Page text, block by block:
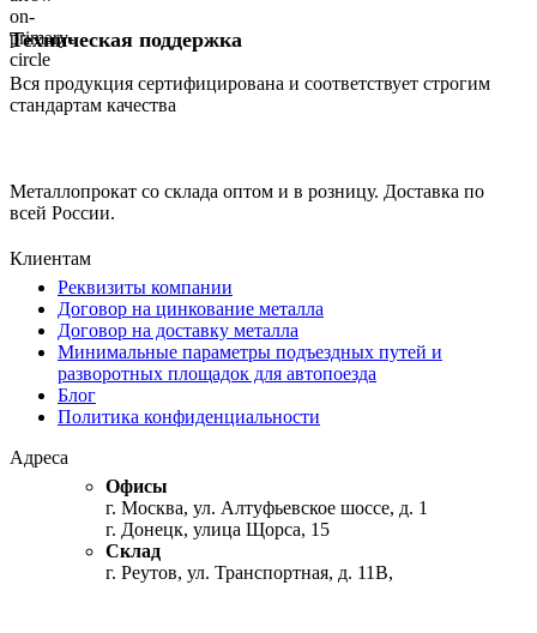
Техническая поддержка
Вся продукция сертифицирована и соответствует строгим
стандартам качества
Металлопрокат со склада оптом и в розницу. Доставка по
всей России.
Клиентам
Реквизиты компании
Договор на цинкование металла
Договор на доставку металла
Минимальные параметры подъездных путей и
разворотных площадок для автопоезда
Блог
Политика конфиденциальности
Адреса
Офисы
г. Москва, ул. Алтуфьевское шоссе, д. 1
г. Донецк, улица Щорса, 15
Склад
г. Реутов, ул. Транспортная, д. 11В,